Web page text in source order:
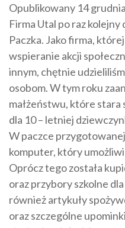
Opublikowany 14
Firma Utal po raz kolejny
Paczka. Jako firma,
wspieranie akcji
innym, chętnie
osobom. W tym roku
małżeństwu, które stara
dla 10 – letniej
W paczce
komputer, który
Oprócz tego została
oraz przybory szkolne
również artykuły
oraz szczególne